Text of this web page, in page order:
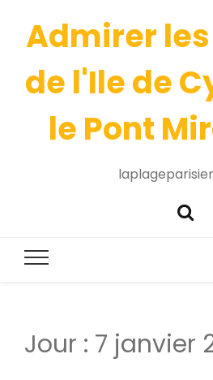
Admirer
de l'Ile de
le Pont
Jour : 7 janvier